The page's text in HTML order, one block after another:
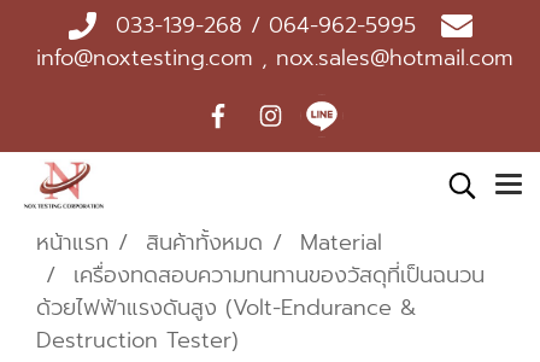
033-139-268 / 064-962-5995
info@noxtesting.com , nox.sales@hotmail.com
หน้าแรก สินค้าทั้งหมด
Material
เครื่องทดสอบความทนทานของวัสดุที่เป็นฉนวน
ด้วยไฟฟ้าแรงดันสูง (Volt-Endurance &
Destruction Tester)